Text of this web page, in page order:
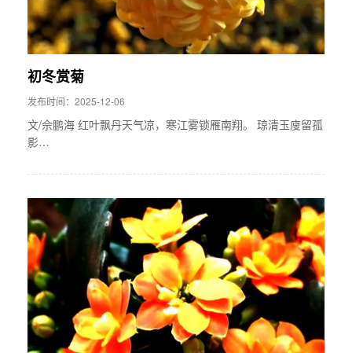
初冬赏菊
发布时间：2025-12-06
文/佘鹏海 红叶飘丹天气凉，寒江雾锁雁南翔。 琼清玉廋留孤
影…